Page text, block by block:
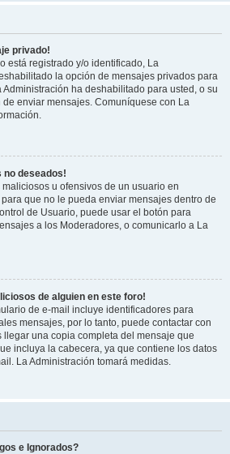
privado!
está registrado y/o identificado, La
la opción de mensajes privados para
ha deshabilitado para usted, o su
enviar mensajes. Comuníquese con La
no deseados!
u ofensivos de un usuario en
que no le pueda enviar mensajes dentro de
de Usuario, puede usar el botón para
a los Moderadores, o comunicarlo a La
de alguien en este foro!
de e-mail incluye identificadores para
mensajes, por lo tanto, puede contactar con
llegar una copia completa del mensaje que
incluya la cabecera, ya que contiene los datos
La Administración tomará medidas.
e Ignorados?